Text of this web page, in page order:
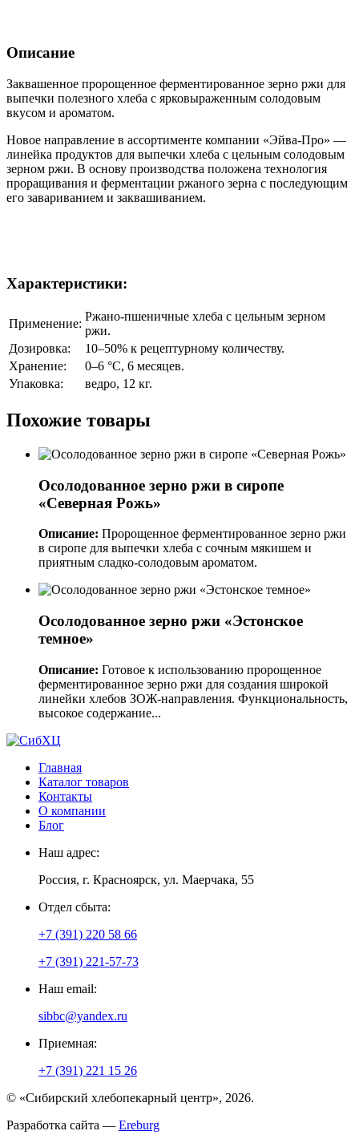
Описание
Заквашенное пророщенное ферментированное зерно ржи для
выпечки полезного хлеба с ярковыраженным солодовым
вкусом и ароматом.
Новое направление в ассортименте компании «Эйва-Про» —
линейка продуктов для выпечки хлеба с цельным солодовым
зерном ржи. В основу производства положена технология
проращивания и ферментации ржаного зерна с последующим
его завариванием и заквашиванием.
Характеристики:
Применение:
Ржано-пшеничные хлеба с цельным зерном
ржи.
Дозировка:
10–50% к рецептурному количеству.
Хранение:
0–6 °C, 6 месяцев.
Упаковка:
ведро, 12 кг.
Похожие товары
Осолодованное зерно ржи в сиропе
«Северная Рожь»
Описание: Пророщенное ферментированное зерно ржи
в сиропе для выпечки хлеба с сочным мякишем и
приятным сладко-солодовым ароматом.
Осолодованное зерно ржи «Эстонское
темное»
Описание: Готовое к использованию пророщенное
ферментированное зерно ржи для создания широкой
линейки хлебов ЗОЖ-направления. Функциональность,
высокое содержание...
Главная
Каталог товаров
Контакты
О компании
Блог
Наш адрес:
Россия, г. Красноярск, ул. Маерчака, 55
Отдел сбыта:
+7 (391) 220 58 66
+7 (391) 221-57-73
Наш email:
sibbc@yandex.ru
Приемная:
+7 (391) 221 15 26
© «Сибирский хлебопекарный центр», 2026.
Разработка сайта — Ereburg